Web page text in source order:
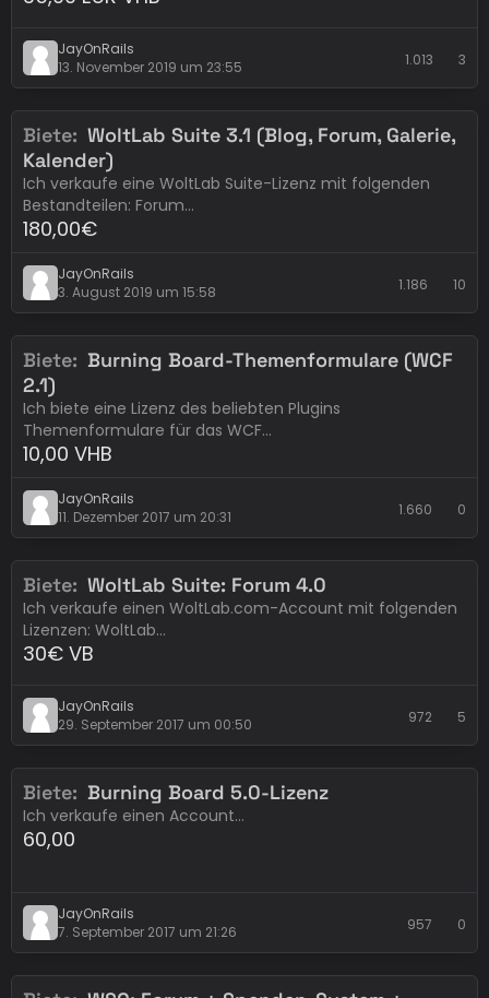
JayOnRails
13. November 2019 um 23:55
1.013 3
Erledigt WoltLab
Biete
WoltLab Suite 3.1 (Blog, Forum, Galerie,
Kalender)
Ich verkaufe eine WoltLab Suite-Lizenz mit folgenden
Bestandteilen: Forum…
180,00€
JayOnRails
3. August 2019 um 15:58
1.186 10
Eintrag abgelaufen Lizenzen - Erweiterungen
Biete
Burning Board-Themenformulare (WCF
2.1)
Ich biete eine Lizenz des beliebten Plugins
Themenformulare für das WCF…
10,00 VHB
JayOnRails
11. Dezember 2017 um 20:31
1.660 0
Erledigt WoltLab
Biete WoltLab Suite: Forum 4.0
Ich verkaufe einen WoltLab.com-Account mit folgenden
Lizenzen: WoltLab…
30€ VB
JayOnRails
29. September 2017 um 00:50
972 5
Erledigt WoltLab
Biete Burning Board 5.0-Lizenz
Ich verkaufe einen Account…
60,00
JayOnRails
7. September 2017 um 21:26
957 0